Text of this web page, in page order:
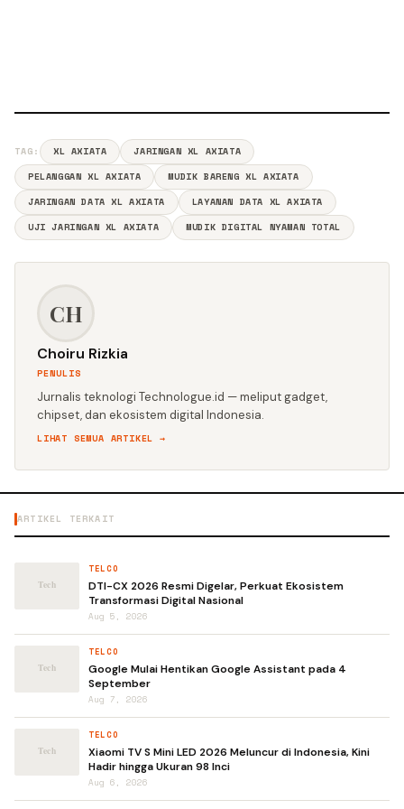
TAG: XL AXIATA
JARINGAN XL AXIATA
PELANGGAN XL AXIATA
MUDIK BARENG XL AXIATA
JARINGAN DATA XL AXIATA
LAYANAN DATA XL AXIATA
UJI JARINGAN XL AXIATA
MUDIK DIGITAL NYAMAN TOTAL
CH
Choiru Rizkia
PENULIS
Jurnalis teknologi Technologue.id — meliput gadget,
chipset, dan ekosistem digital Indonesia.
LIHAT SEMUA ARTIKEL →
ARTIKEL TERKAIT
TELCO
DTI-CX 2026 Resmi Digelar, Perkuat Ekosistem
Transformasi Digital Nasional
Aug 5, 2026
TELCO
Google Mulai Hentikan Google Assistant pada 4
September
Aug 7, 2026
TELCO
Xiaomi TV S Mini LED 2026 Meluncur di Indonesia, Kini
Hadir hingga Ukuran 98 Inci
Aug 6, 2026